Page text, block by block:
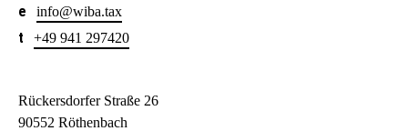
info@wiba.tax
+49 941 297420
Rückersdorfer Straße 26
90552 Röthenbach